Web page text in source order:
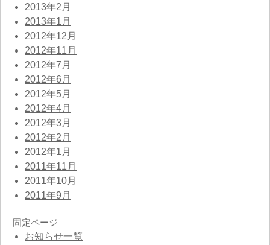
2013年2月
2013年1月
2012年12月
2012年11月
2012年7月
2012年6月
2012年5月
2012年4月
2012年3月
2012年2月
2012年1月
2011年11月
2011年10月
2011年9月
固定ページ
お知らせ一覧